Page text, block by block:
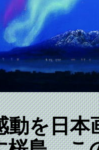
動を日本